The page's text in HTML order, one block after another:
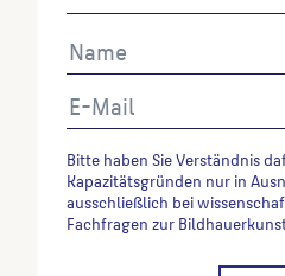
Bitte haben Sie Verständnis
Kapazitätsgründen nur in
ausschließlich bei
Fachfragen zur